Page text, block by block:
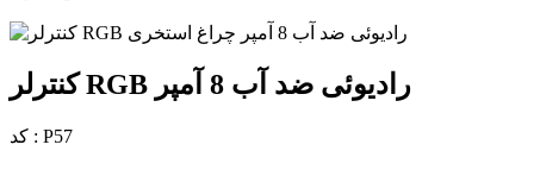
کنترلر RGB رادیوئی ضد آب 8 آمپر
کد : P57